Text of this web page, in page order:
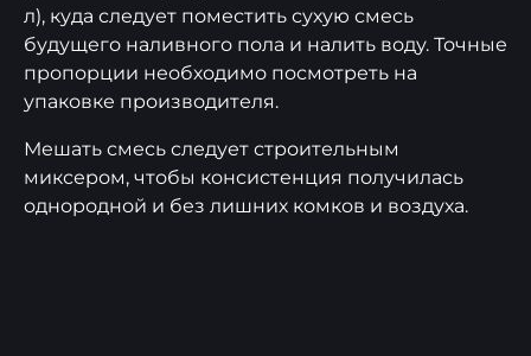
л), куда следует поместить сухую смесь
будущего наливного пола и налить воду. Точные
пропорции необходимо посмотреть на
упаковке производителя.
Мешать смесь следует строительным
миксером, чтобы консистенция получилась
однородной и без лишних комков и воздуха.